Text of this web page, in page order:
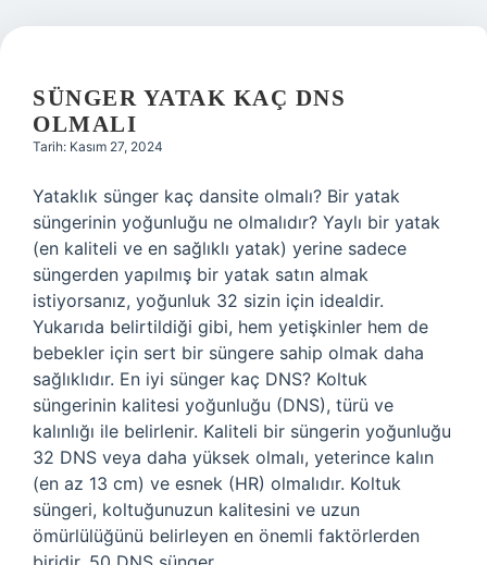
Hakkımızda
SÜNGER YATAK KAÇ DNS
OLMALI
Tarih: Kasım 27, 2024
Yataklık sünger kaç dansite olmalı? Bir yatak
süngerinin yoğunluğu ne olmalıdır? Yaylı bir yatak
(en kaliteli ve en sağlıklı yatak) yerine sadece
süngerden yapılmış bir yatak satın almak
istiyorsanız, yoğunluk 32 sizin için idealdir.
Yukarıda belirtildiği gibi, hem yetişkinler hem de
bebekler için sert bir süngere sahip olmak daha
sağlıklıdır. En iyi sünger kaç DNS? Koltuk
süngerinin kalitesi yoğunluğu (DNS), türü ve
kalınlığı ile belirlenir. Kaliteli bir süngerin yoğunluğu
32 DNS veya daha yüksek olmalı, yeterince kalın
(en az 13 cm) ve esnek (HR) olmalıdır. Koltuk
süngeri, koltuğunuzun kalitesini ve uzun
ömürlülüğünü belirleyen en önemli faktörlerden